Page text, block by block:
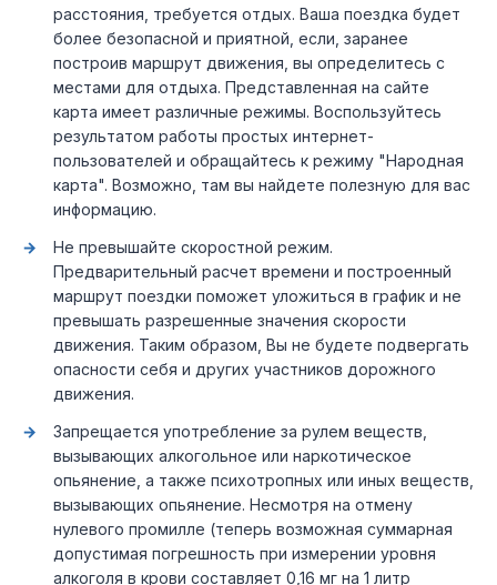
расстояния, требуется отдых. Ваша поездка будет
более безопасной и приятной, если, заранее
построив маршрут движения, вы определитесь с
местами для отдыха. Представленная на сайте
карта имеет различные режимы. Воспользуйтесь
результатом работы простых интернет-
пользователей и обращайтесь к режиму "Народная
карта". Возможно, там вы найдете полезную для вас
информацию.
Не превышайте скоростной режим.
Предварительный расчет времени и построенный
маршрут поездки поможет уложиться в график и не
превышать разрешенные значения скорости
движения. Таким образом, Вы не будете подвергать
опасности себя и других участников дорожного
движения.
Запрещается употребление за рулем веществ,
вызывающих алкогольное или наркотическое
опьянение, а также психотропных или иных веществ,
вызывающих опьянение. Несмотря на отмену
нулевого промилле (теперь возможная суммарная
допустимая погрешность при измерении уровня
алкоголя в крови составляет 0,16 мг на 1 литр